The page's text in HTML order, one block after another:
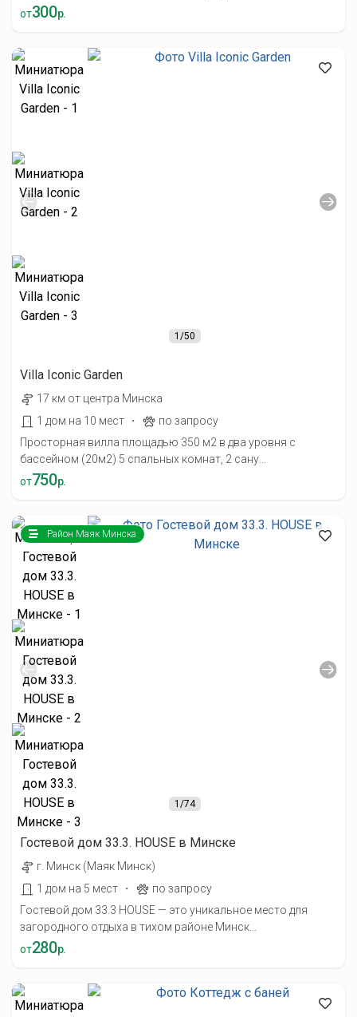
от300р.
1/50
Villa Iconic Garden
17 км от центра Минска
1 дом на 10 мест
·
по запросу
Просторная вилла площадью 350 м2 в два уровня с
бассейном (20м2) 5 спальных комнат, 2 сану...
от750р.
1/74
Район Маяк Минска
Гостевой дом 33.3. HOUSE в Минске
г. Минск (Маяк Минск)
1 дом на 5 мест
·
по запросу
Гостевой дом 33.3 HOUSE — это уникальное место для
загородного отдыха в тихом районе Минск...
от280р.